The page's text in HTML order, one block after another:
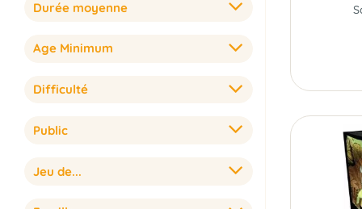
Durée moyenne
Age Minimum
Difficulté
Public
Jeu de...